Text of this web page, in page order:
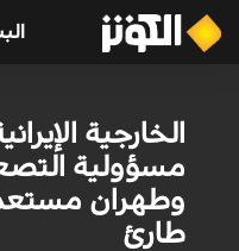
الخارجية
مسؤولية
وطهران
طارئ